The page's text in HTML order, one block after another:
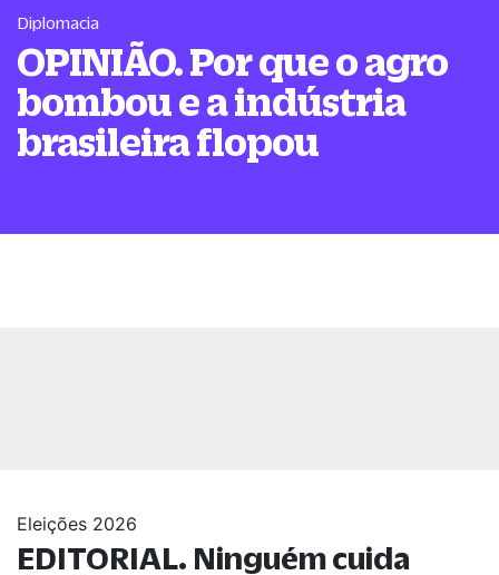
Diplomacia
OPINIÃO. Por que o agro
bombou e a indústria
brasileira flopou
Eleições 2026
EDITORIAL. Ninguém cuida